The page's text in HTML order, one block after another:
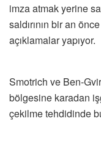
imza atmak yerine
saldırının bir an
açıklamalar yapıyor.
Smotrich ve Ben-
bölgesine karadan
çekilme tehdidinde